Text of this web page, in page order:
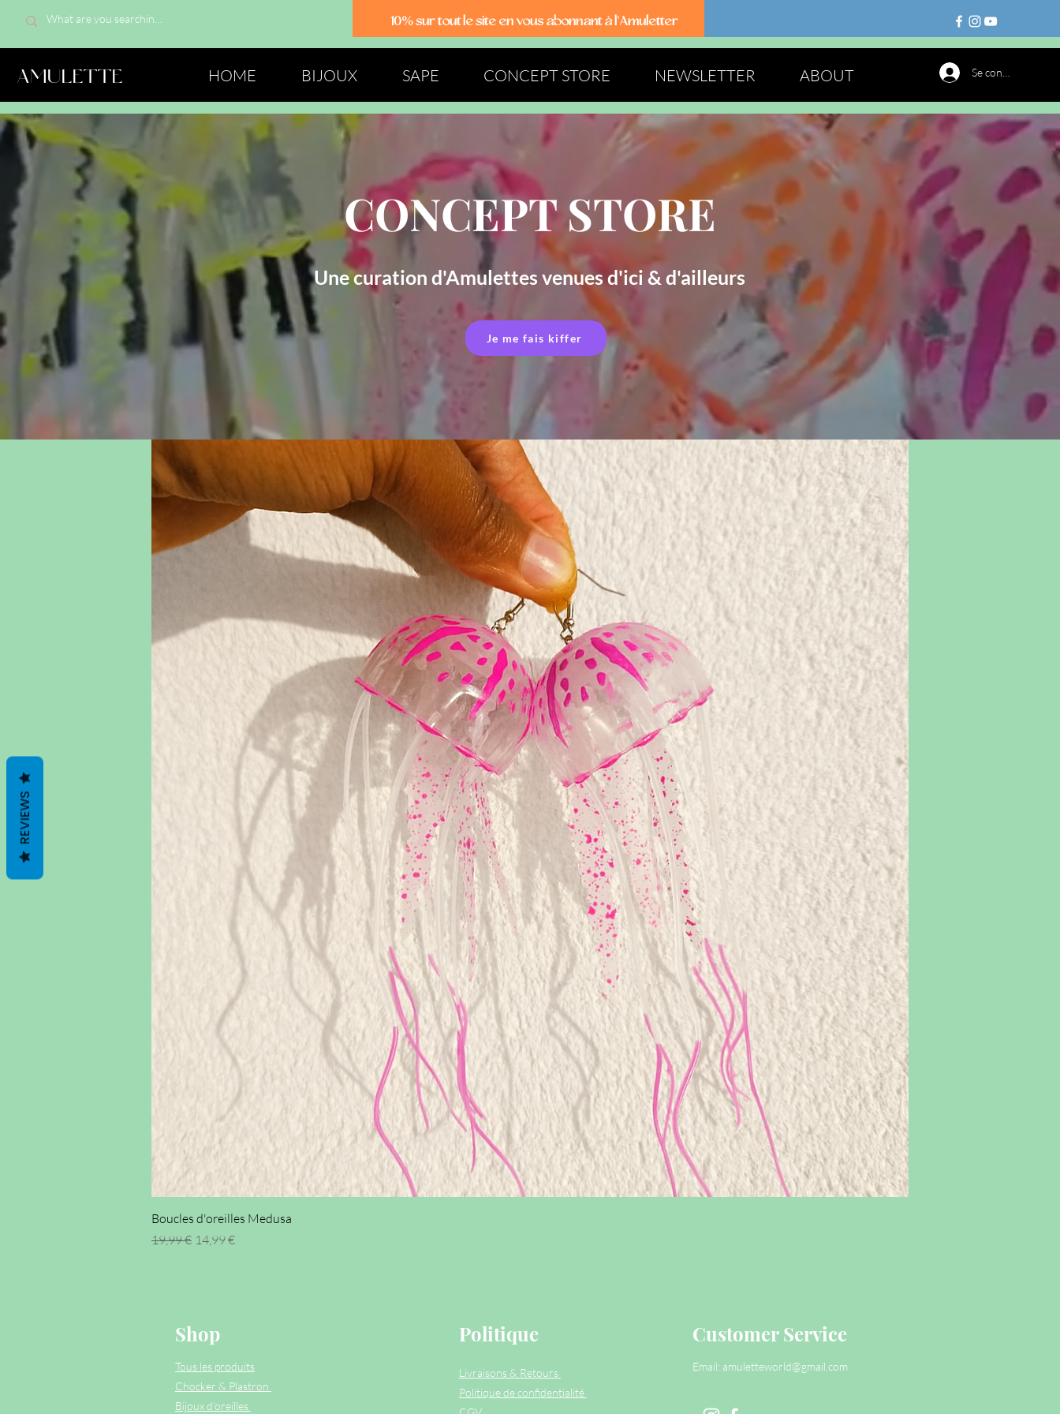
10% sur tout le site en vous abonnant à l'Amuletter
AMULETTE HOME BIJOUX SAPE CONCEPT STORE NEWSLETTER ABOUT Se connecter
CONCEPT STORE
Une curation d'Amulettes venues d'ici & d'ailleurs
Je me fais kiffer
Boucles d'oreilles Medusa
Prix original
19,99 € Prix promotionnel
14,99 €
Shop
Tous les produits
Chocker & Plastron
Bijoux d'oreilles
Politique
Livraisons & Retours
Politique de confidentialité
Customer Service
Email: amuletteworld@gmail.com
REVIEWS